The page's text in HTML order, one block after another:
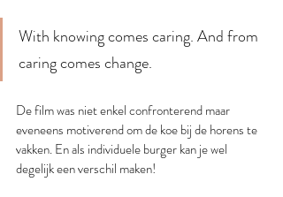
With knowing comes caring. And from
caring comes change.
De film was niet enkel confronterend maar
eveneens motiverend om de koe bij de horens te
vakken. En als individuele burger kan je wel
degelijk een verschil maken!